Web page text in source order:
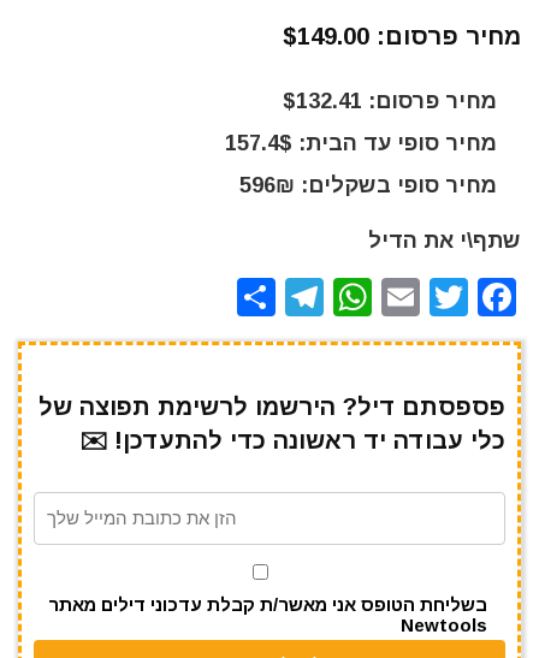
מחיר פרסום: $149.00
מחיר פרסום: $132.41
מחיר סופי עד הבית: 157.4$
מחיר סופי בשקלים: 596₪
שתף\י את הדיל
F
a
e
b
o
T
w
te
r
E
m
l
W
h
s
A
p
T
el
gr
a
m
h
e
פספסתם דיל? הירשמו לרשימת תפוצה של
כלי עבודה יד ראשונה כדי להתעדכן! ✉️
בשליחת הטופס אני מאשר/ת קבלת עדכוני דילים מאתר
Newtools